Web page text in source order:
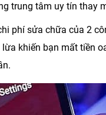
trung tâm uy tín thay
phí sửa chữa của 2
khiến bạn mất tiền